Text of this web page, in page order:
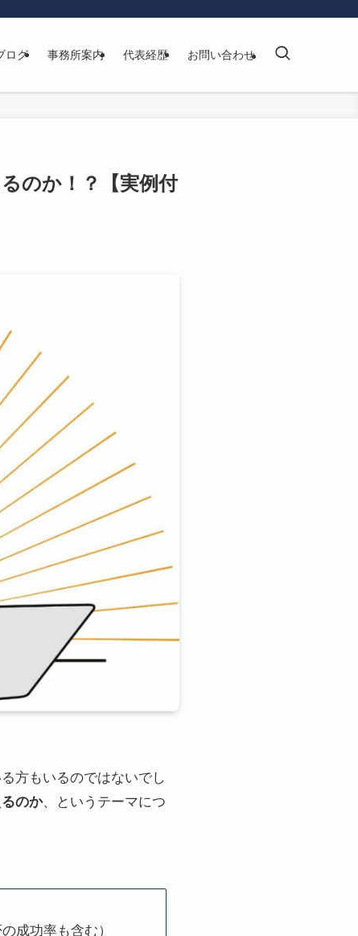
ログ 事務所案内 代表経歴 お問い合わせ
のか！？【実例付
方もいるのではないでし
のか、というテーマにつ
成功率も含む）